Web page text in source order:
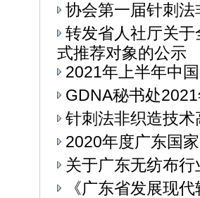
协会第一届针刺
转发省人社厅关
式推荐对象的公示
2021年上半年中
GDNA秘书处
针刺法非织造技
2020年度广东国
关于广东无纺布
《广东省发展现